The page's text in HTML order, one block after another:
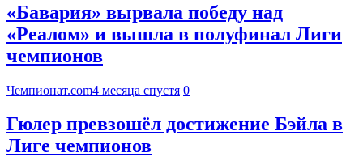
«Бавария» вырвала победу над
«Реалом» и вышла в полуфинал Лиги
чемпионов
Чемпионат.com4 месяца спустя 0
Гюлер превзошёл достижение Бэйла в
Лиге чемпионов